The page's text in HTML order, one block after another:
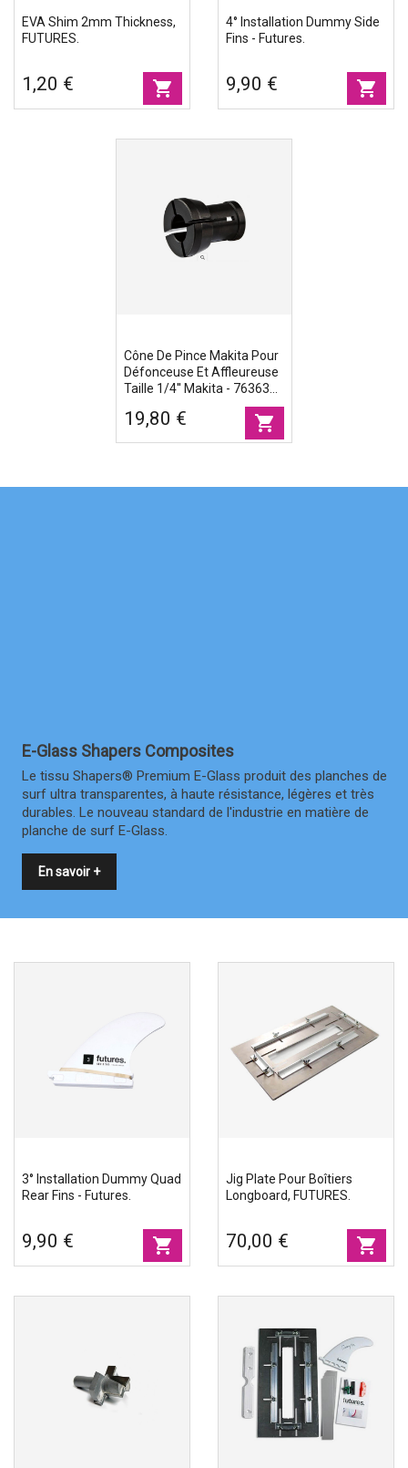
EVA Shim 2mm Thickness,
FUTURES.
1,20 € shopping_cart
4° Installation Dummy Side
Fins - Futures.
9,90 € shopping_cart
Cône De Pince Makita Pour
Défonceuse Et Affleureuse
Taille 1/4'' Makita - 763637-
19,80 € shopping_cart
E-Glass Shapers Composites
Le tissu Shapers® Premium E-Glass produit des planches de
surf ultra transparentes, à haute résistance, légères et très
durables. Le nouveau standard de l'industrie en matière de
planche de surf E-Glass.
En savoir +
3° Installation Dummy Quad
Rear Fins - Futures.
9,90 € shopping_cart
Jig Plate Pour Boîtiers
Longboard, FUTURES.
70,00 € shopping_cart